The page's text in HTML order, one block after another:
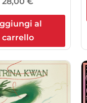
al
carrello